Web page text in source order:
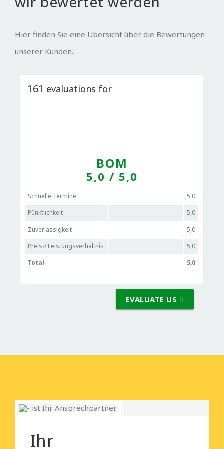
Hier finden Sie eine Übersicht über die Bewertungen
unserer Kunden.
161 evaluations for
BOM
5,0 / 5,0
Schnelle Termine
5,0
Pünktlichkeit
5,0
Zuverlässigkeit
5,0
Preis-/ Leistungsverhältnis
5,0
Total
5,0
EVALUATE US
Ihr